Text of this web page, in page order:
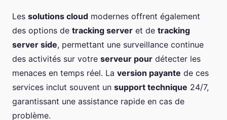
Les solutions cloud modernes offrent également
des options de tracking server et de tracking
server side, permettant une surveillance continue
des activités sur votre serveur pour détecter les
menaces en temps réel. La version payante de ces
services inclut souvent un support technique 24/7,
garantissant une assistance rapide en cas de
problème.